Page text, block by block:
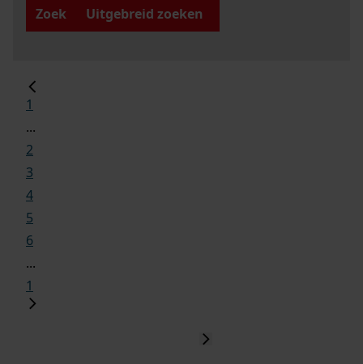
Zoek
Uitgebreid zoeken
1
...
2
3
4
5
6
...
1